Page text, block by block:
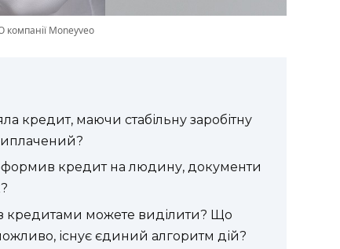
компанії Moneyveo
кредит, маючи стабільну заробітну
кредит на людину, документи
кредитами можете виділити? Що
існує єдиний алгоритм дій?